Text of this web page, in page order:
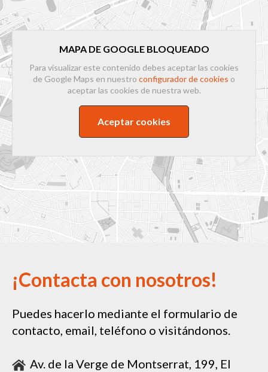
MAPA DE GOOGLE BLOQUEADO
Para visualizar este contenido debes aceptar las cookies
de Google Maps en nuestro configurador de cookies o
aceptar las cookies de nuestra web.
Aceptar cookies
¡Contacta con nosotros!
Puedes hacerlo mediante el formulario de
contacto, email, teléfono o visitándonos.
Av. de la Verge de Montserrat, 199, El